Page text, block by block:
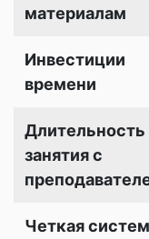
материалам
Инвестиции
времени
Длительность
занятия с
Четкая